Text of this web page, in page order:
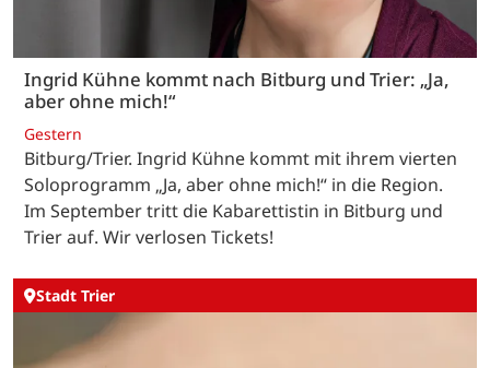
Ingrid Kühne kommt nach Bitburg und Trier: „Ja,
aber ohne mich!“
Gestern
Bitburg/Trier. Ingrid Kühne kommt mit ihrem vierten
Soloprogramm „Ja, aber ohne mich!“ in die Region.
Im September tritt die Kabarettistin in Bitburg und
Trier auf. Wir verlosen Tickets!
Stadt Trier